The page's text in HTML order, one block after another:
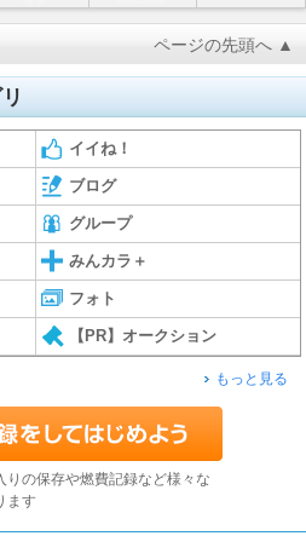
ページの先頭へ ▲
イイね！
ブログ
グループ
みんカラ＋
フォト
【PR】オークション
もっと見る
りの保存や燃費記録など様々な
ます